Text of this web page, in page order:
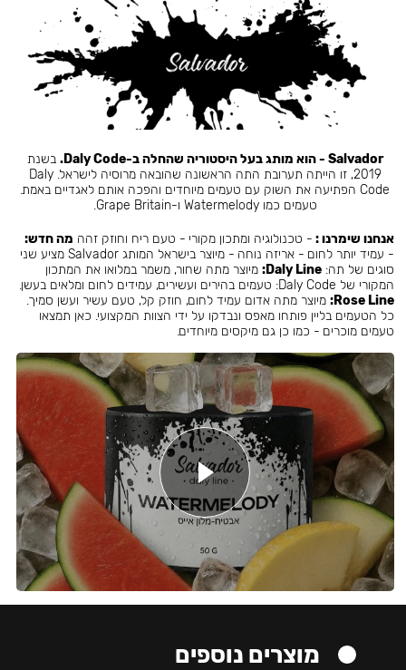
Salvador - הוא מותג בעל היסטוריה שהחלה ב-Daly Code.
בשנת
2019, זו הייתה תערובת התה הראשונה שהובאה מרוסיה לישראל. Daly
Code הפתיעה את השוק עם טעמים מיוחדים והפכה אותם לאגדיים באמת.
טעמים כמו Watermelody ו-Grape Britain.
אנחנו שימרנו : - טכנולוגיה ומתכון מקורי - טעם ריח וחוזק זהה מה חדש:
- עמיד יותר לחום - אריזה נוחה - מיוצר בישראל המותג Salvador מציע שני
סוגים של תה:Daly Line: מיוצר מתה שחור, משמר במלואו את המתכון
המקורי של Daly Code: טעמים בהירים ועשירים, עמידים לחום ומלאים בעשן.
Rose Line: מיוצר מתה אדום עמיד לחום, חוזק קל, טעם עשיר ועשן סמיך.
כל הטעמים בליין פותחו מאפס ונבדקו על ידי הצוות המקצועי. כאן תמצאו
טעמים מוכרים - כמו כן גם מיקסים מיוחדים.
מוצרים נוספים